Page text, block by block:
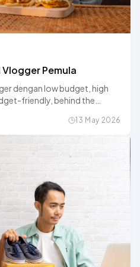
Pemula
dengan low budget, high
friendly, behind the
13 May 2026